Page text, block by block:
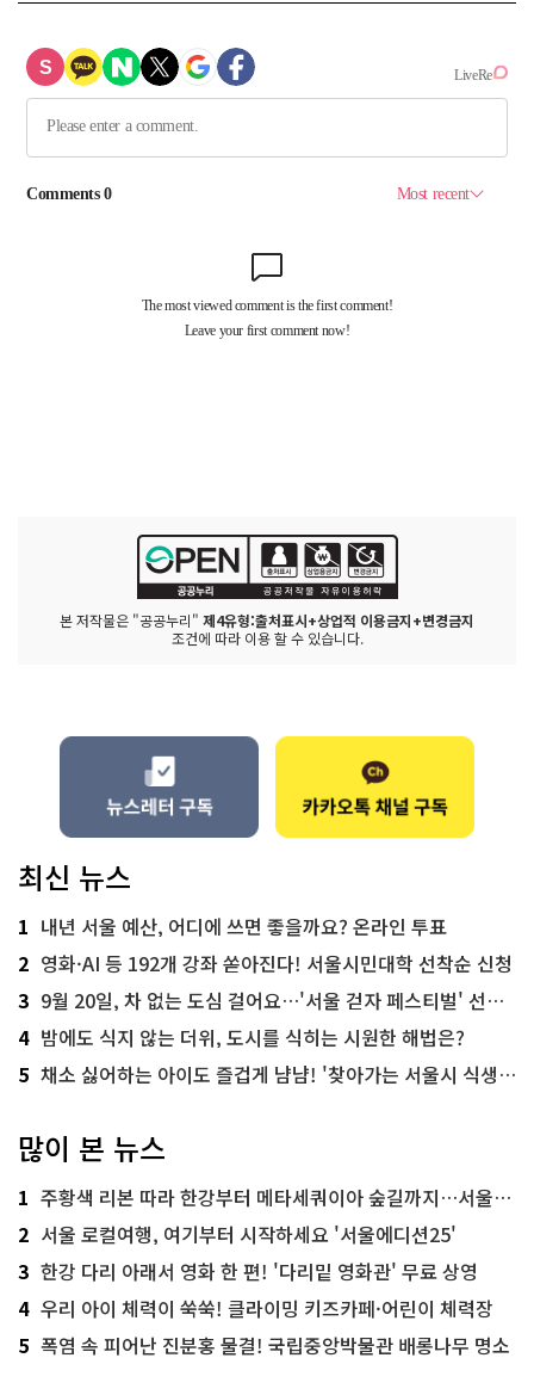
본 저작물은 "공공누리" 제4유형:출처표시+상업적 이용금지+변경금지
조건에 따라 이용 할 수 있습니다.
최신 뉴스
1 내년 서울 예산, 어디에 쓰면 좋을까요? 온라인 투표
2 영화·AI 등 192개 강좌 쏟아진다! 서울시민대학 선착순 신청
3 9월 20일, 차 없는 도심 걸어요…'서울 걷자 페스티벌' 선착순 5천명
4 밤에도 식지 않는 더위, 도시를 식히는 시원한 해법은?
5 채소 싫어하는 아이도 즐겁게 냠냠! '찾아가는 서울시 식생활 교육' 현장
많이 본 뉴스
1 주황색 리본 따라 한강부터 메타세쿼이아 숲길까지…서울둘레길 15코스
2 서울 로컬여행, 여기부터 시작하세요 '서울에디션25'
3 한강 다리 아래서 영화 한 편! '다리밑 영화관' 무료 상영
4 우리 아이 체력이 쑥쑥! 클라이밍 키즈카페·어린이 체력장
5 폭염 속 피어난 진분홍 물결! 국립중앙박물관 배롱나무 명소